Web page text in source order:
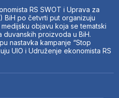
RS SWOT i Uprava za
BiH po četvrti put organizuju
objavu koja se tematski
duvanskih proizvoda u BiH.
nastavka kampanje “Stop
UIO i Udruženje ekonomista RS